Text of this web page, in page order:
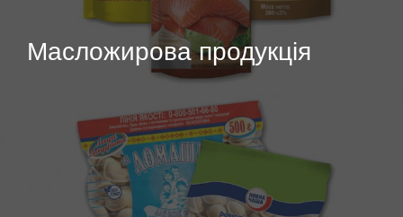
Масложирова продукція